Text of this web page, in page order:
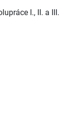
I., II. a III.